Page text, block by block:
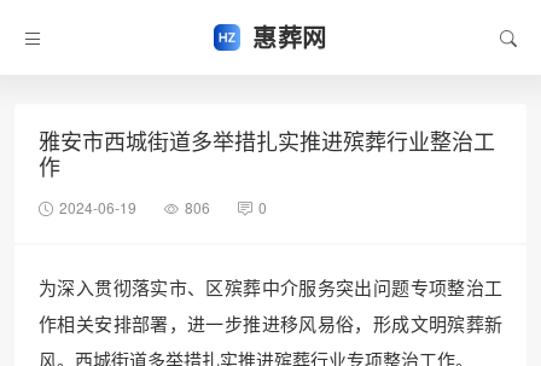
惠葬网
雅安市西城街道多举措扎实推进殡葬行业整治工
作
2024-06-19 806 0
为深入贯彻落实市、区殡葬中介服务突出问题专项整治工
作相关安排部署，进一步推进移风易俗，形成文明殡葬新
风。西城街道多举措扎实推进殡葬行业专项整治工作。